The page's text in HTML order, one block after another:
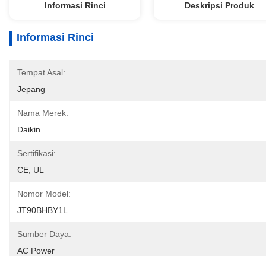
Informasi Rinci Deskripsi Produk
Informasi Rinci
Tempat Asal:
Jepang
Nama Merek:
Daikin
Sertifikasi:
CE, UL
Nomor Model:
JT90BHBY1L
Sumber Daya:
AC Power